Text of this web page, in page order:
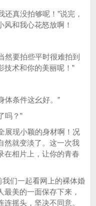
真没拍够呢！”说完，
和我心花怒放啊！
然要拍些平时很难拍到
技术和你的美丽呢！”
体条件这幺好。”
吗？”
展现小颖的身材啊！况
然就变淡了。这一次我
在相片上，让你的青春
们一起看网上的裸体婚
美的一面保存下来，
摇头，坚决不同意。